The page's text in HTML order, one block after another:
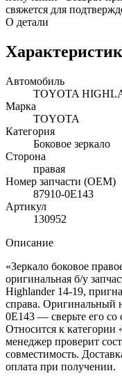
свяжется для
О детали
Автомобиль
TOYOTA
Марка
TOYOTA
Категория
Боковое зеркало
Сторона
правая
Номер запчасти (OEM)
87910-0E143
Артикул
130952
Описание
«Зеркало боковое
оригинальная б/у
Highlander 14-19,
справа. Оригинальный
0E143 — сверьте его со
Относится к категории
менеджер проверит
совместимость.
оплата при получении.